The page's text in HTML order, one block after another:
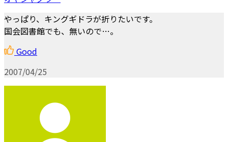
やっぱり、キングギドラが折りたいです。
国会図書館でも、無いので…。
Good
2007/04/25